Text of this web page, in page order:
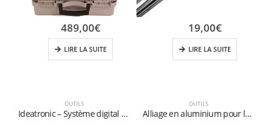
OUTILS
Ideatronic – Système digital pour diagnositc, charge et vide
489,00€
LIRE LA SUITE
OUTILS
Alliage en aluminium pour la soudage Ø 2 mm (Emballage de 10 baguettes)
19,00€
LIRE LA SUITE